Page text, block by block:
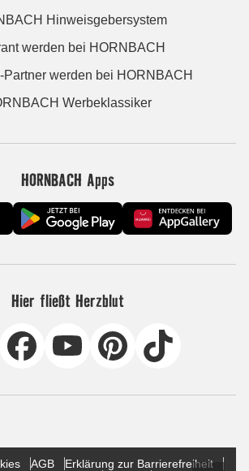
Hinweisgebersystem
werden bei HORNBACH
Partner werden bei HORNBACH
Werbeklassiker
HORNBACH Apps
Hier fließt Herzblut
AGB
Erklärung zur Barrierefreiheit